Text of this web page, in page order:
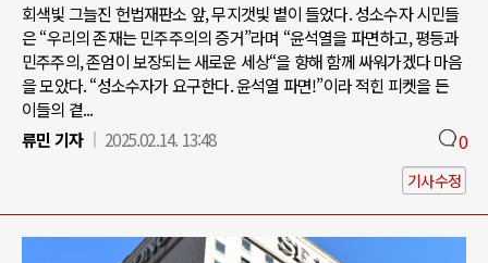
회색빛 그늘진 헌법재판소 앞, 무지갯빛 볕이 들었다. 성소수자 시민들
은 “우리의 존재는 민주주의의 증거”라며 “윤석열을 파면하고, 평등과
민주주의, 존엄이 보장되는 새로운 세상“을 향해 함께 싸워가겠다 마음
을 모았다. “성소수자가 요구한다. 윤석열 파면!”이라 적힌 피켓을 든
이들의 곁...
류민 기자
2025.02.14. 13:48 0
기사수정